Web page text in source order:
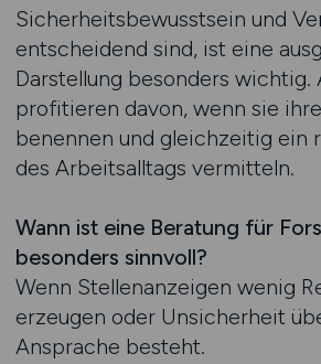
Sicherheitsbewusstsein und
entscheidend sind, ist eine
Darstellung besonders
profitieren davon, wenn sie
benennen und gleichzeitig ein
des Arbeitsalltags vermitteln.
Wann ist eine Beratung für
besonders sinnvoll?
Wenn Stellenanzeigen wenig
erzeugen oder Unsicherheit
Ansprache besteht.